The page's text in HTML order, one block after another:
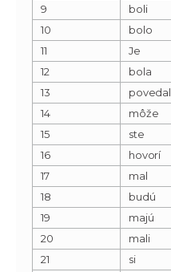
9
boli
10
bolo
11
Je
12
bola
13
povedal
14
môže
15
ste
16
hovorí
17
mal
18
budú
19
majú
20
mali
21
si